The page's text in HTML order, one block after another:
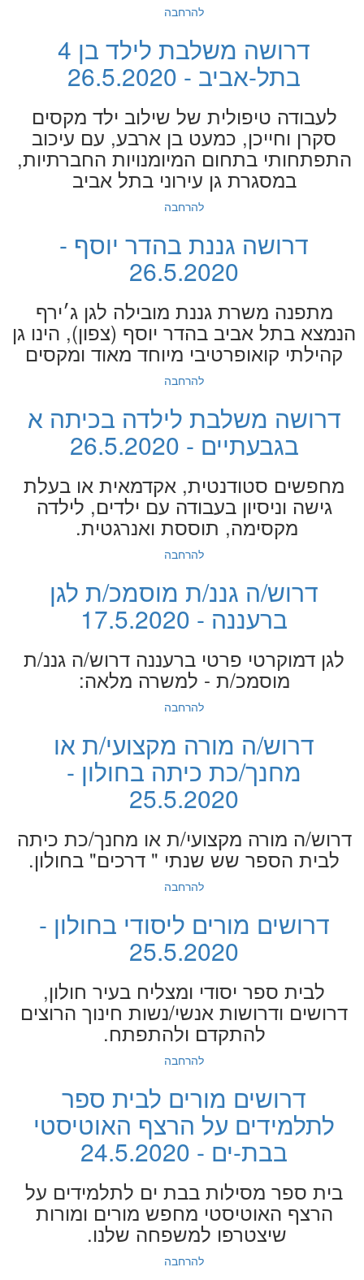
להרחבה
דרושה משלבת לילד בן 4
בתל-אביב - 26.5.2020
לעבודה טיפולית של שילוב ילד מקסים
סקרן וחייכן, כמעט בן ארבע, עם עיכוב
התפתחותי בתחום המיומנויות החברתיות,
במסגרת גן עירוני בתל אביב
להרחבה
דרושה גננת בהדר יוסף -
26.5.2020
מתפנה משרת גננת מובילה לגן ג׳ירף
הנמצא בתל אביב בהדר יוסף (צפון), הינו גן
קהילתי קואופרטיבי מיוחד מאוד ומקסים
להרחבה
דרושה משלבת לילדה בכיתה א
בגבעתיים - 26.5.2020
מחפשים סטודנטית, אקדמאית או בעלת
גישה וניסיון בעבודה עם ילדים, לילדה
מקסימה, תוססת ואנרגטית.
להרחבה
דרוש/ה גננ/ת מוסמכ/ת לגן
ברעננה - 17.5.2020
לגן דמוקרטי פרטי ברעננה דרוש/ה גננ/ת
מוסמכ/ת - למשרה מלאה:
להרחבה
דרוש/ה מורה מקצועי/ת או
מחנך/כת כיתה בחולון -
25.5.2020
דרוש/ה מורה מקצועי/ת או מחנך/כת כיתה
לבית הספר שש שנתי " דרכים" בחולון.
להרחבה
דרושים מורים ליסודי בחולון -
25.5.2020
לבית ספר יסודי ומצליח בעיר חולון,
דרושים ודרושות אנשי/נשות חינוך הרוצים
להתקדם ולהתפתח.
להרחבה
דרושים מורים לבית ספר
לתלמידים על הרצף האוטיסטי
בבת-ים - 24.5.2020
בית ספר מסילות בבת ים לתלמידים על
הרצף האוטיסטי מחפש מורים ומורות
שיצטרפו למשפחה שלנו.
להרחבה